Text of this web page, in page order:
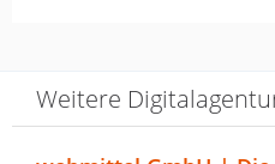
Meine Erfahrung mit
Weitere